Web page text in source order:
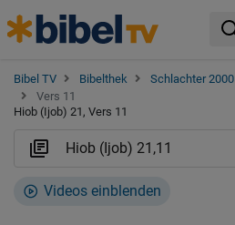
Bibel TV Bibelthek Schlachter 2000
Vers 11
Hiob (Ijob) 21, Vers 11
Videos einblenden